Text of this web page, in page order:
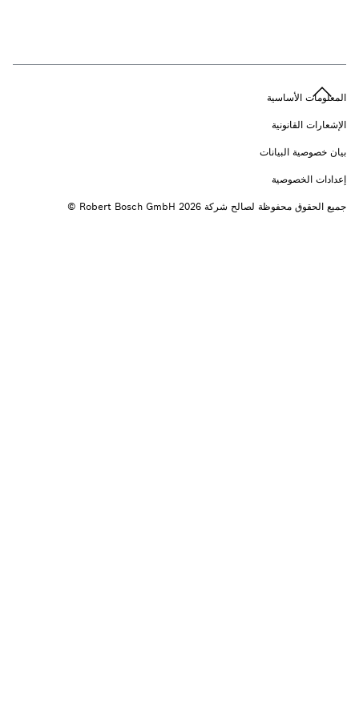
المعلومات الأساسية
الإشعارات القانونية
بيان خصوصية البيانات
إعدادات الخصوصية
جميع الحقوق محفوظة لصالح شركة 2026 ‎© Robert Bosch GmbH